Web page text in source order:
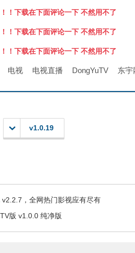
！下载在下面评论一下 不然用不了
！下载在下面评论一下 不然用不了
！下载在下面评论一下 不然用不了
电视 电视直播 DongYuTV 东宇
v1.0.19
v2.2.7，全网热门影视应有尽有
版 v1.0.0 纯净版